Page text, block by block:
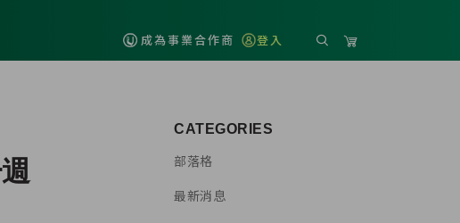
成為事業合作商 登入
CATEGORIES
部落格
最新消息